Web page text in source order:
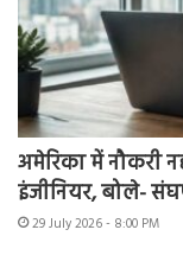
अमेरिका में नौकरी
इंजीनियर, बोले-
29 July 2026 - 8:00 PM